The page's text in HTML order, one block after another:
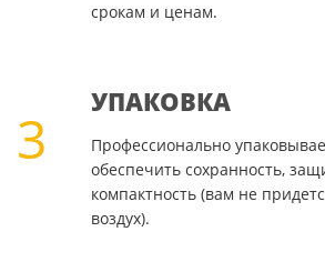
срокам и ценам.
3
УПАКОВКА
Профессионально
обеспечить сохранность,
компактность (вам не
воздух).